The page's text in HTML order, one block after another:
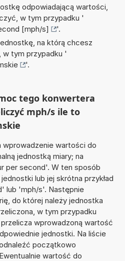
odpowiadającą wartości,
w tym przypadku '
[mph/s]
'.
na którą chcesz
tym przypadku '
'.
tego konwertera
mph/s ile to
wprowadzenie wartości do
jednostką miary; na
per second'. W ten sposób
lub jej skrótna przykład
lub 'mph/s'. Następnie
do której należy jednostka
w tym przypadku
wprowadzoną wartość
jednostki. Na liście
początkowo
wartość do